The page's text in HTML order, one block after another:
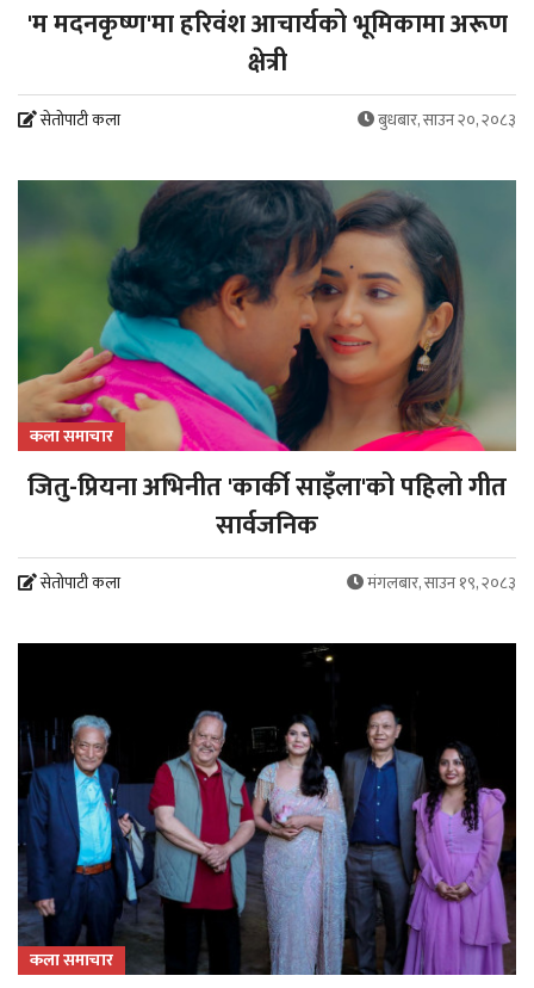
'म मदनकृष्ण'मा हरिवंश आचार्यको भूमिकामा अरूण
क्षेत्री
सेतोपाटी कला बुधबार, साउन २०, २०८३
कला समाचार
जितु-प्रियना अभिनीत 'कार्की साइँला'को पहिलो गीत
सार्वजनिक
सेतोपाटी कला मंगलबार, साउन १९, २०८३
कला समाचार